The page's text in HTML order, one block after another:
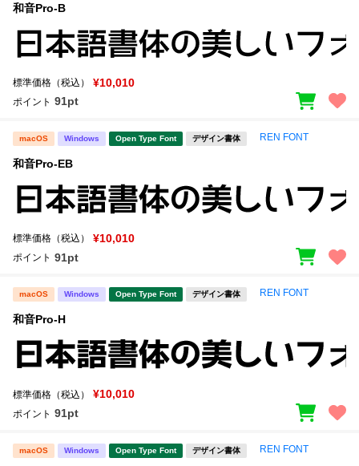
和音Pro-B
標準価格（税込） ¥10,010
ポイント 91pt
macOS Windows Open Type Font デザイン書体 REN FONT
和音Pro-EB
標準価格（税込） ¥10,010
ポイント 91pt
macOS Windows Open Type Font デザイン書体 REN FONT
和音Pro-H
標準価格（税込） ¥10,010
ポイント 91pt
macOS Windows Open Type Font デザイン書体 REN FONT